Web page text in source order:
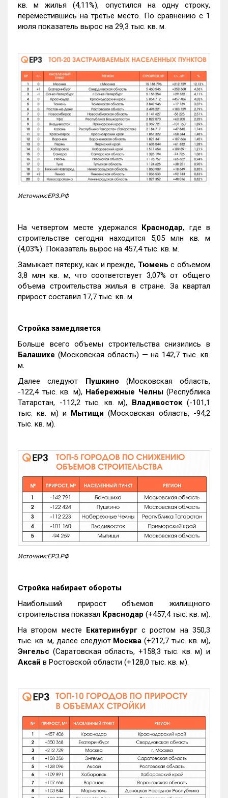
кв. м жилья (4,11%), опустился на одну строку,
переместившись на третье место. По сравнению с 1
июля показатель вырос на 29,3 тыс. кв. м.
Источник:ЕРЗ.РФ
На четвертом месте удержался Краснодар, где в
строительстве сегодня находится 5,05 млн кв. м
(4,03%). Показатель вырос на 457,4 тыс. кв. м.
Замыкает пятерку, как и прежде, Тюмень с объемом
3,8 млн кв. м, что соответствует 3,07% от общего
объема строительства жилья в стране. За квартал
прирост составил 17,7 тыс. кв. м.
Стройка замедляется
Больше всего объемы строительства снизились в
Балашихе (Московская область) — на 142,7 тыс. кв.
м.
Далее следуют Пушкино (Московская область,
-122,4 тыс. кв. м), Набережные Челны(Республика
Татарстан, -112,2 тыс. кв. м), Владивосток(-101,1
тыс. кв. м) и Мытищи (Московская область, -94,2
тыс. кв. м).
Источник:ЕРЗ.РФ
Стройка набирает обороты
Наибольший прирост объемов жилищного
строительства показал Краснодар (+457,4 тыс. кв. м).
На втором месте Екатеринбургс ростом на 350,3
тыс. кв. м, далее следуют Москва (+212,7 тыс. кв. м),
Энгельс (Саратовская область, +158,3 тыс. кв. м) и
Аксай в Ростовской области (+128,0 тыс. кв. м).